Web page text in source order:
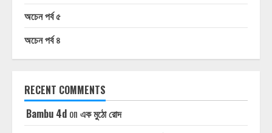
অচেন পর্ব ৫
অচেন পর্ব ৪
RECENT COMMENTS
Bambu 4d on এক মুঠো রোদ